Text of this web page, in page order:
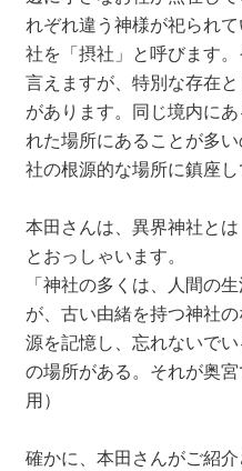
れぞれ違う神様が祀られ
社を「摂社」と呼びます
言えますが、特別な存在
があります。同じ境内に
れた場所にあることが多
社の根源的な場所に鎮座し
本田さんは、異界神社と
とおっしゃいます。
「神社の多くは、人間の
が、古い由緒を持つ神社
源を記憶し、忘れないで
の場所がある。それが奥
用）
確かに、本田さんがご紹